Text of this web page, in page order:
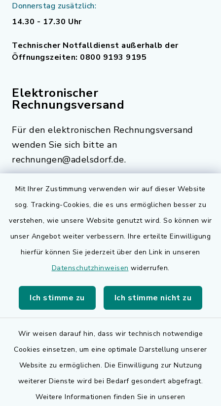
Mit Ihrer Zustimmung verwenden wir auf dieser Website
sog. Tracking-Cookies, die es uns ermöglichen besser zu
verstehen, wie unsere Website genutzt wird. So können wir
unser Angebot weiter verbessern. Ihre erteilte Einwilligung
hierfür können Sie jederzeit über den Link in unseren
Datenschutzhinweisen widerrufen.
Ich stimme zu Ich stimme nicht zu
Wir weisen darauf hin, dass wir technisch notwendige
Cookies einsetzen, um eine optimale Darstellung unserer
Website zu ermöglichen. Die Einwilligung zur Nutzung
weiterer Dienste wird bei Bedarf gesondert abgefragt.
Weitere Informationen finden Sie in unseren
Donnerstag zusätzlich:
14.30 - 17.30 Uhr
Technischer Notfalldienst außerhalb der
Öffnungszeiten: 0800 9193 9195
Elektronischer
Rechnungsversand
Für den elektronischen Rechnungsversand
wenden Sie sich bitte an
rechnungen@adelsdorf.de.
Quicklinks
Bauen in Adelsdorf
BayernPortal
Landkreis Erlangen-Höchstadt
Barrierefreiheit